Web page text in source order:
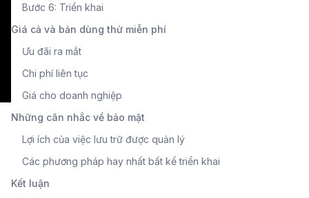
Bước 6: Triển khai
Giá cả và bản dùng thử miễn phí
Ưu đãi ra mắt
Chi phí liên tục
Giá cho doanh nghiệp
Những cân nhắc về bảo mật
Lợi ích của việc lưu trữ được quản lý
Các phương pháp hay nhất bất kể triển khai
Kết luận